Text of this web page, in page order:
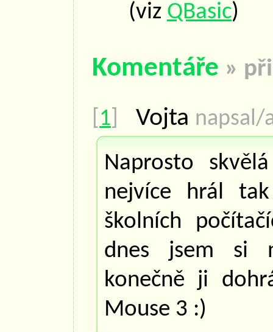
(viz QBasic)
Komentáře »
1 Vojta napsal/
Naprosto
nejvíce hrál
školních
dnes jsem si
konečně ji
Mouse 3 :)